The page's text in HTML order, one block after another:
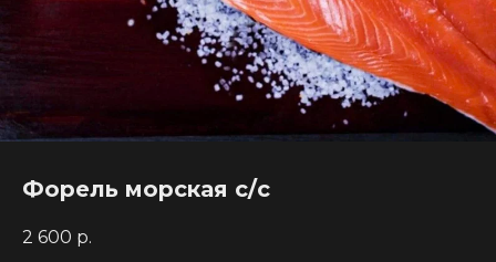
Форель морская с/с
2 600 р.